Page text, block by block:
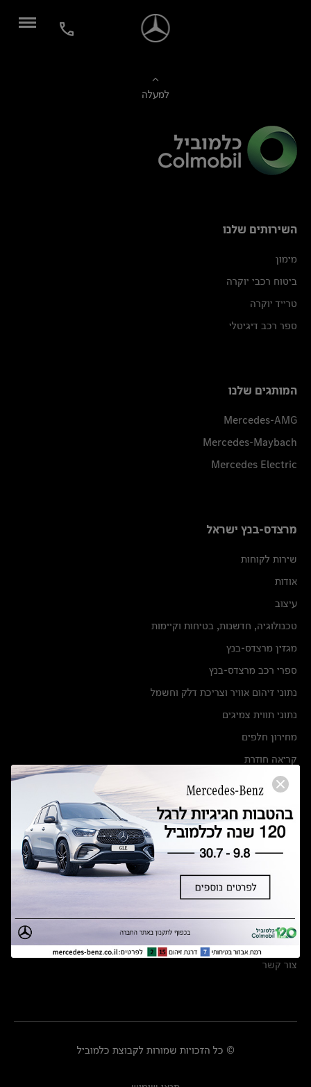
למעלה
השירותים שלנו
מימון
ביטוח רכבי יוקרה
טרייד יוקרה
ספר רכב דיגיטלי
המותגים שלנו
Mercedes-AMG
Mercedes-Maybach
Mercedes Electric
מרצדס-בנץ ישראל
שירות לקוחות
אודות
עיצוב
טכנולוגיה, חדשנות, בטיחות וקיימות
מגזין מרצדס-בנץ
ספרי רכב מרצדס-בנץ
נתוני זיהום אוויר וצריכת דלק וחשמל
נתוני תווית צמיגים
מחירון חלפים
קריאה חוזרת
הודעה על הטבות לרכבי מרצדס בהסדר פשרה בתצ 56447-02-19
תקנון ימי מכירות 120 לכלמוביל
מצאו אותנו
אולמות תצוגה
מרכזי שירות
צור קשר
© כל הזכויות שמורות לקבוצת כלמוביל